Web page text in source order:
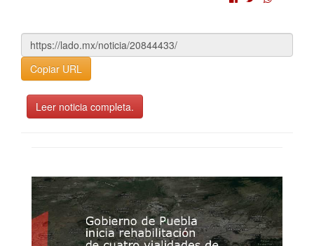
Copiar URL
Leer noticia completa.